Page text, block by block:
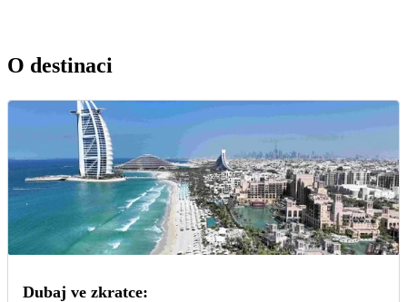
O destinaci
Dubaj ve zkratce: